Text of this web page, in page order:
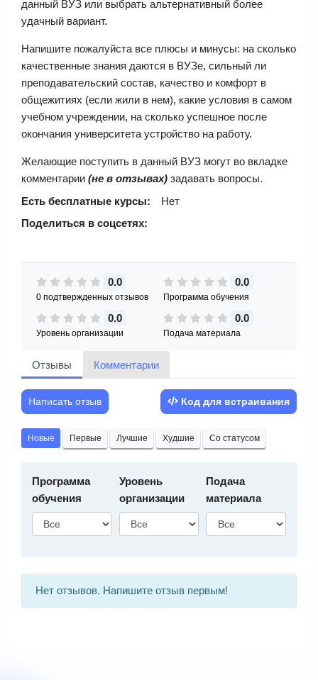
данный ВУЗ или выбрать альтернативный более
удачный вариант.
Напишите пожалуйста все плюсы и минусы: на сколько
качественные знания даются в ВУЗе, сильный ли
преподавательский состав, качество и комфорт в
общежитиях (если жили в нем), какие условия в самом
учебном учреждении, на сколько успешное после
окончания университета устройство на работу.
Желающие поступить в данный ВУЗ могут во вкладке
комментарии (не в отзывах) задавать вопросы.
Есть бесплатные курсы:
Нет
Поделиться в соцсетях:
0.0
0 подтвержденных отзывов
0.0
Программа обучения
0.0
Уровень организации
0.0
Подача материала
Отзывы Комментарии
Написать отзыв Код для встраивания
Новые Первые Лучшие Худшие Со статусом
Программа
обучения
Уровень
организации
Подача
материала
Нет отзывов. Напишите отзыв первым!